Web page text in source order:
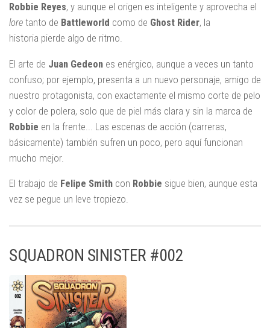
Robbie Reyes, y aunque el origen es inteligente y aprovecha el
lore tanto de Battleworld como de Ghost Rider, la
historia pierde algo de ritmo.
El arte de Juan Gedeon es enérgico, aunque a veces un tanto
confuso; por ejemplo, presenta a un nuevo personaje, amigo de
nuestro protagonista, con exactamente el mismo corte de pelo
y color de polera, solo que de piel más clara y sin la marca de
Robbie en la frente... Las escenas de acción (carreras,
básicamente) también sufren un poco, pero aquí funcionan
mucho mejor.
El trabajo de Felipe Smith con Robbie sigue bien, aunque esta
vez se pegue un leve tropiezo.
SQUADRON SINISTER #002